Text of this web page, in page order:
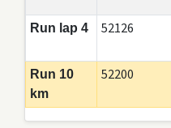
Run lap 4 52126
Run 10
km
52200